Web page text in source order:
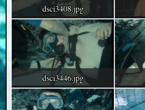
dsci3408.jpg
dsci3446.jpg